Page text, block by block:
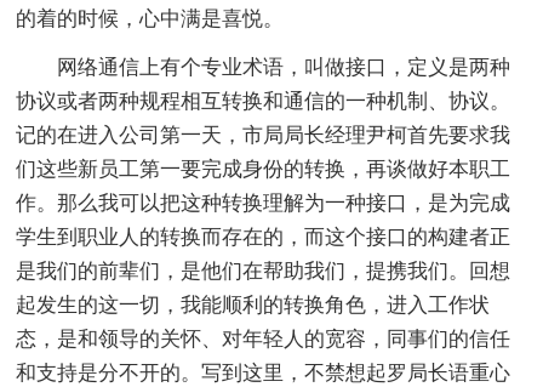
的着的时候，心中满是喜悦。
网络通信上有个专业术语，叫做接口，定义是两种
协议或者两种规程相互转换和通信的一种机制、协议。
记的在进入公司第一天，市局局长经理尹柯首先要求我
们这些新员工第一要完成身份的转换，再谈做好本职工
作。那么我可以把这种转换理解为一种接口，是为完成
学生到职业人的转换而存在的，而这个接口的构建者正
是我们的前辈们，是他们在帮助我们，提携我们。回想
起发生的这一切，我能顺利的转换角色，进入工作状
态，是和领导的关怀、对年轻人的宽容，同事们的信任
和支持是分不开的。写到这里，不禁想起罗局长语重心